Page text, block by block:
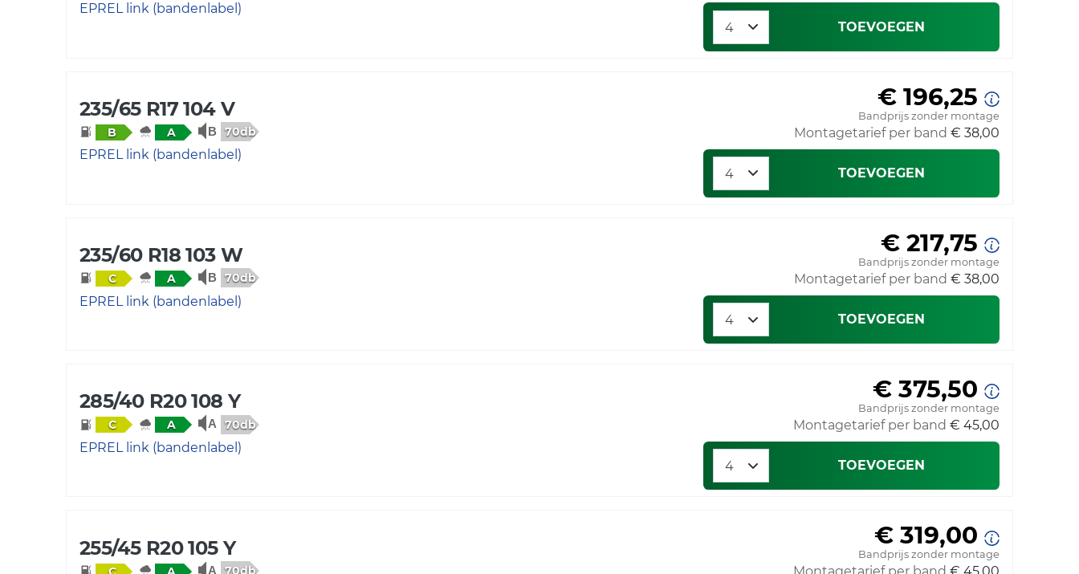
EPREL link (bandenlabel)
TOEVOEGEN
235/65 R17 104 V
B A 70db
EPREL link (bandenlabel)
€ 196,25
Bandprijs zonder montage
Montagetarief per band € 38,00
TOEVOEGEN
235/60 R18 103 W
C A 70db
EPREL link (bandenlabel)
€ 217,75
Bandprijs zonder montage
Montagetarief per band € 38,00
TOEVOEGEN
285/40 R20 108 Y
C A 70db
EPREL link (bandenlabel)
€ 375,50
Bandprijs zonder montage
Montagetarief per band € 45,00
TOEVOEGEN
255/45 R20 105 Y
70db
€ 319,00
Bandprijs zonder montage